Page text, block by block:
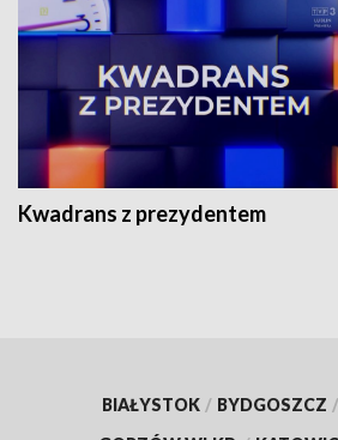
Kwadrans z prezydentem
BIAŁYSTOK / BYDGOSZCZ /